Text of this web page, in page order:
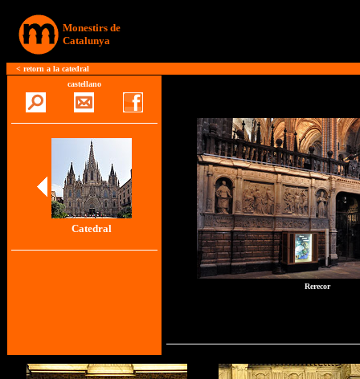
Monestirs de
Catalunya
< retorn a la catedral
castellano
Catedral
Rerecor